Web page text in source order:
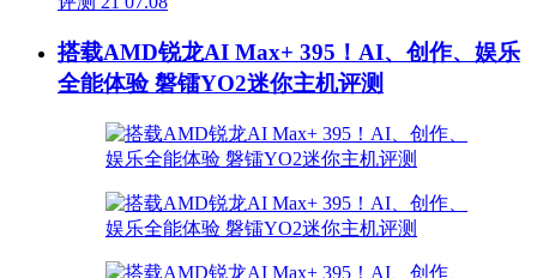
搭载AMD锐龙AI Max+ 395！AI、创作、娱乐
全能体验 磐镭YO2迷你主机评测